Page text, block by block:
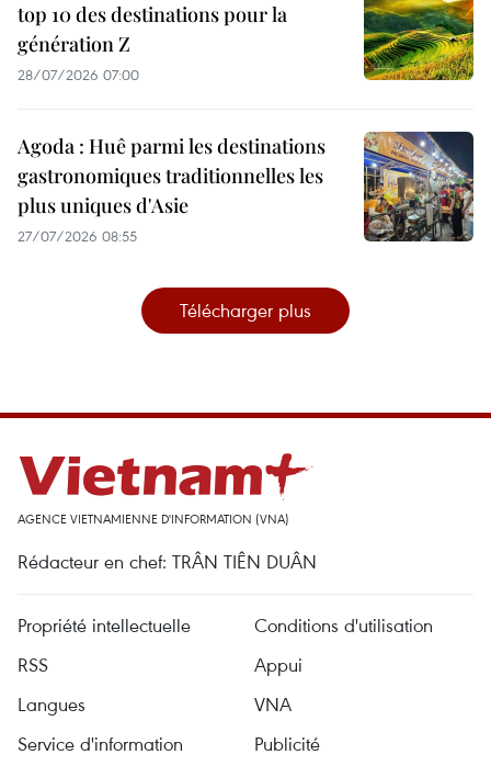
top 10 des destinations pour la
génération Z
28/07/2026 07:00
Agoda : Huê parmi les destinations
gastronomiques traditionnelles les
plus uniques d'Asie
27/07/2026 08:55
Télécharger plus
AGENCE VIETNAMIENNE D'INFORMATION (VNA)
Rédacteur en chef: TRÂN TIÊN DUÂN
Propriété intellectuelle
Conditions d'utilisation
RSS
Appui
Langues
VNA
Service d'information
Publicité